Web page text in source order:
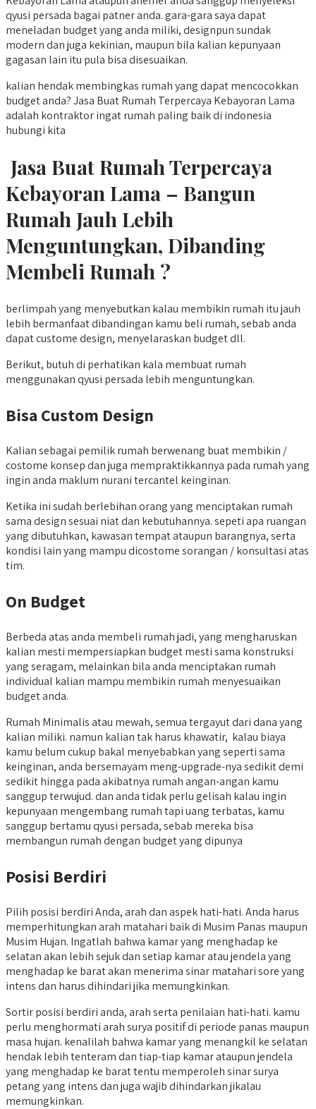
qyusi persada bagai patner anda. gara-gara saya dapat
meneladan budget yang anda miliki, designpun sundak
modern dan juga kekinian, maupun bila kalian kepunyaan
gagasan lain itu pula bisa disesuaikan.
kalian hendak membingkas rumah yang dapat mencocokkan
budget anda? Jasa Buat Rumah Terpercaya Kebayoran Lama
adalah kontraktor ingat rumah paling baik di indonesia
hubungi kita
Jasa Buat Rumah Terpercaya
Kebayoran Lama – Bangun
Rumah Jauh Lebih
Menguntungkan, Dibanding
Membeli Rumah ?
berlimpah yang menyebutkan kalau membikin rumah itu jauh
lebih bermanfaat dibandingan kamu beli rumah, sebab anda
dapat custome design, menyelaraskan budget dll.
Berikut, butuh di perhatikan kala membuat rumah
menggunakan qyusi persada lebih menguntungkan.
Bisa Custom Design
Kalian sebagai pemilik rumah berwenang buat membikin /
costome konsep dan juga mempraktikkannya pada rumah yang
ingin anda maklum nurani tercantel keinginan.
Ketika ini sudah berlebihan orang yang menciptakan rumah
sama design sesuai niat dan kebutuhannya. sepeti apa ruangan
yang dibutuhkan, kawasan tempat ataupun barangnya, serta
kondisi lain yang mampu dicostome sorangan / konsultasi atas
tim.
On Budget
Berbeda atas anda membeli rumah jadi, yang mengharuskan
kalian mesti mempersiapkan budget mesti sama konstruksi
yang seragam, melainkan bila anda menciptakan rumah
individual kalian mampu membikin rumah menyesuaikan
budget anda.
Rumah Minimalis atau mewah, semua tergayut dari dana yang
kalian miliki. namun kalian tak harus khawatir, kalau biaya
kamu belum cukup bakal menyebabkan yang seperti sama
keinginan, anda bersemayam meng-upgrade-nya sedikit demi
sedikit hingga pada akibatnya rumah angan-angan kamu
sanggup terwujud. dan anda tidak perlu gelisah kalau ingin
kepunyaan mengembang rumah tapi uang terbatas, kamu
sanggup bertamu qyusi persada, sebab mereka bisa
membangun rumah dengan budget yang dipunya
Posisi Berdiri
Pilih posisi berdiri Anda, arah dan aspek hati-hati. Anda harus
memperhitungkan arah matahari baik di Musim Panas maupun
Musim Hujan. Ingatlah bahwa kamar yang menghadap ke
selatan akan lebih sejuk dan setiap kamar atau jendela yang
menghadap ke barat akan menerima sinar matahari sore yang
intens dan harus dihindari jika memungkinkan.
Sortir posisi berdiri anda, arah serta penilaian hati-hati. kamu
perlu menghormati arah surya positif di periode panas maupun
masa hujan. kenalilah bahwa kamar yang menangkil ke selatan
hendak lebih tenteram dan tiap-tiap kamar ataupun jendela
yang menghadap ke barat tentu memperoleh sinar surya
petang yang intens dan juga wajib dihindarkan jikalau
memungkinkan.